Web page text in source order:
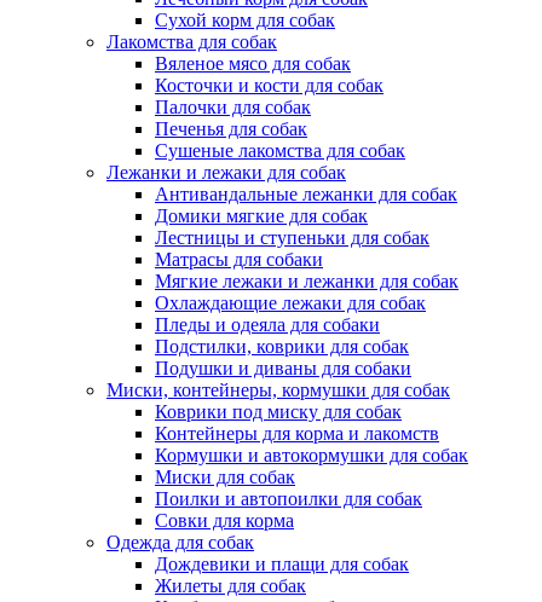
Сухой корм для собак
Лакомства для собак
Вяленое мясо для собак
Косточки и кости для собак
Палочки для собак
Печенья для собак
Сушеные лакомства для собак
Лежанки и лежаки для собак
Антивандальные лежанки для собак
Домики мягкие для собак
Лестницы и ступеньки для собак
Матрасы для собаки
Мягкие лежаки и лежанки для собак
Охлаждающие лежаки для собак
Пледы и одеяла для собаки
Подстилки, коврики для собак
Подушки и диваны для собаки
Миски, контейнеры, кормушки для собак
Коврики под миску для собак
Контейнеры для корма и лакомств
Кормушки и автокормушки для собак
Миски для собак
Поилки и автопоилки для собак
Совки для корма
Одежда для собак
Дождевики и плащи для собак
Жилеты для собак